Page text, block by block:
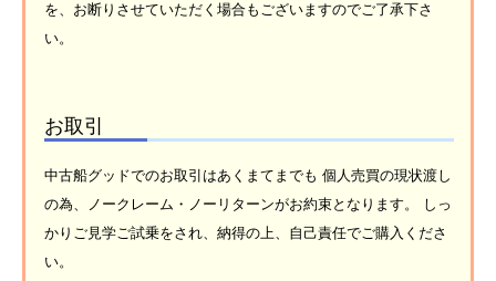
を、お断りさせていただく場合もございますのでご了承下さ
い。
お取引
中古船グッドでのお取引はあくまてまでも 個人売買の現状渡し
の為、ノークレーム・ノーリターンがお約束となります。 しっ
かりご見学ご試乗をされ、納得の上、自己責任でご購入くださ
い。